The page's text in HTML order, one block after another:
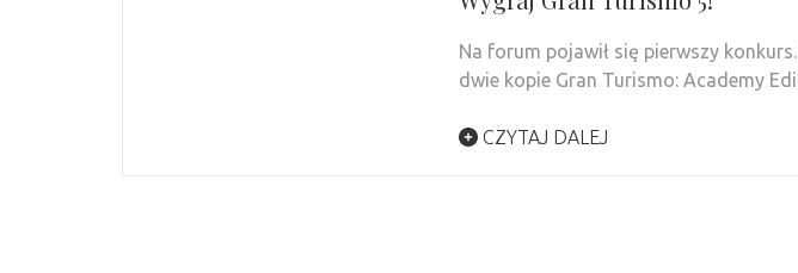
Na forum pojawił się pierwszy
dwie kopie Gran Turismo: Academy
CZYTAJ DALEJ